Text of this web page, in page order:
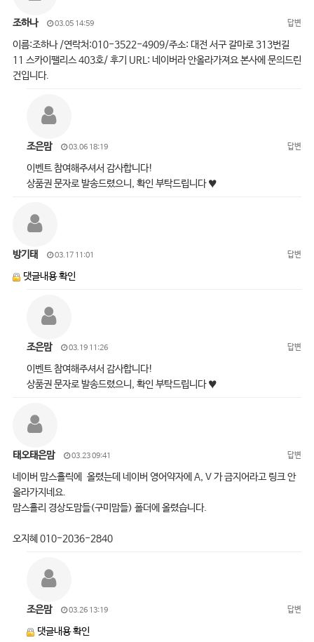
조하나 03.05 14:59 답변
이름:조하나 /연락처:010-3522-4909/주소: 대전 서구 갈마로 313번길
11 스카이팰리스 403호/ 후기 URL: 네이버라 안올라가져요 본사에 문의드린
건입니다.
조은맘 03.06 18:19 답변
이벤트 참여해주셔서 감사합니다!
상품권 문자로 발송드렸으니, 확인 부탁드립니다 ♥
방기태 03.17 11:01 답변
댓글내용 확인
조은맘 03.19 11:26 답변
이벤트 참여해주셔서 감사합니다!
상품권 문자로 발송드렸으니, 확인 부탁드립니다 ♥
태오태은맘 03.23 09:41 답변
네이버 맘스홀릭에 올렸는데 네이버 영어약자에 A, V 가 금지어라고 링크 안
올라가지네요.
맘스홀리 경상도맘들(구미맘들) 폴더에 올렸습니다.
오지혜 010-2036-2840
조은맘 03.26 13:19 답변
댓글내용 확인